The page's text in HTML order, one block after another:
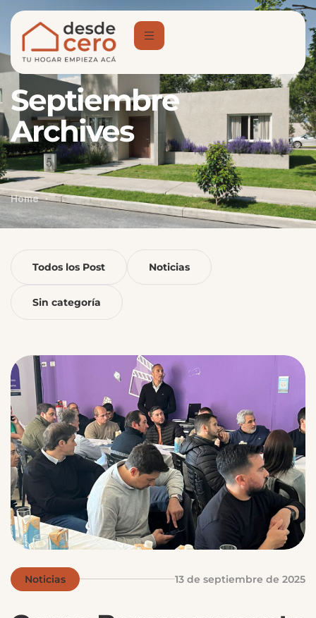
Septiembre
Archives
Home
Todos los Post Noticias
Sin categoría
Noticias 13 de septiembre de 2025